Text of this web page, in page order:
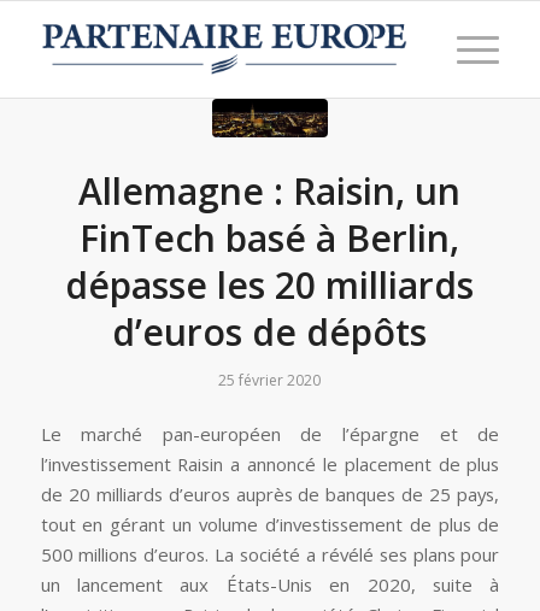
Allemagne : Raisin, un
FinTech basé à Berlin,
dépasse les 20 milliards
d’euros de dépôts
25 février 2020
Le marché pan-européen de l’épargne et de
l’investissement Raisin a annoncé le placement de plus
de 20 milliards d’euros auprès de banques de 25 pays,
tout en gérant un volume d’investissement de plus de
500 millions d’euros. La société a révélé ses plans pour
un lancement aux États-Unis en 2020, suite à